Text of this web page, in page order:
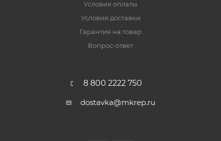
Условия оплаты
Условия доставки
Гарантия на товар
Вопрос-ответ
8 800 2222 750
dostavka@mkrep.ru